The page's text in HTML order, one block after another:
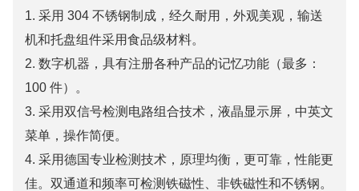
1. 采用 304 不锈钢制成，经久耐用，外观美观，输送
机和托盘组件采用食品级材料。
2. 数字机器，具有注册各种产品的记忆功能（最多：
100 件）。
3. 采用双信号检测电路组合技术，液晶显示屏，中英文
菜单，操作简便。
4. 采用德国专业检测技术，原理均衡，更可靠，性能更
佳。双通道和频率可检测铁磁性、非铁磁性和不锈钢。